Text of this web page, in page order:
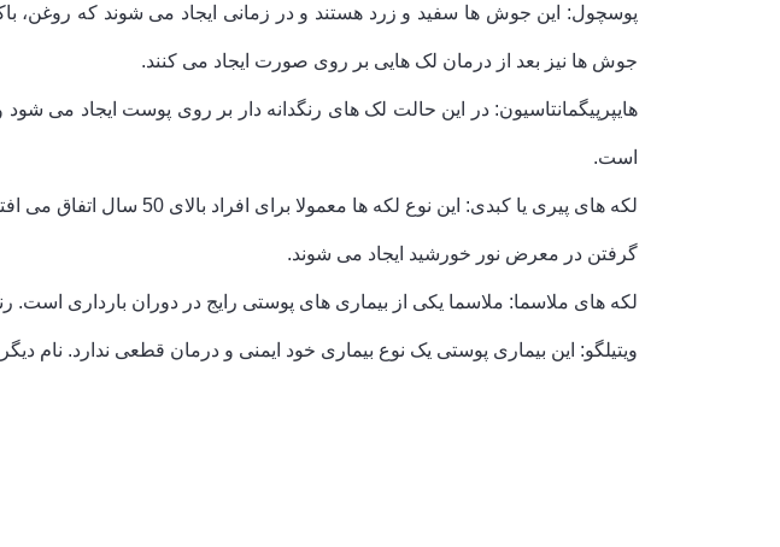
پوسچول: این جوش ها سفید و زرد هستند و در زمانی ایجاد می شوند که روغن،
جوش ها نیز بعد از درمان لک هایی بر روی صورت ایجاد می کنند.
هایپرپیگمانتاسیون: در این حالت لک های رنگدانه دار بر روی پوست ایجاد می
است.
لکه های پیری یا کبدی: این
گرفتن در معرض نور خورشید ایجاد می شوند.
لکه های ملاسما: ملاسما یکی از بیماری های پوستی رایج در دوران بارداری است.
ویتیلگو: این بیماری پوستی یک نوع بیماری خود ایمنی و درمان قطعی ندارد. نام